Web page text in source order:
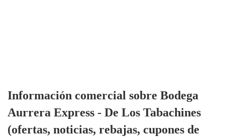
Información comercial sobre Bodega
Aurrera Express - De Los Tabachines
(ofertas, noticias, rebajas, cupones de